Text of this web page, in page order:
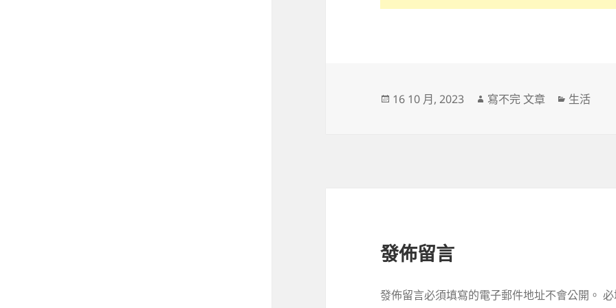
發
16 10 月, 2023
作
寫不完 文章
分
生活
發佈留言
發佈留言必須填寫的電子郵件地址不會公開。